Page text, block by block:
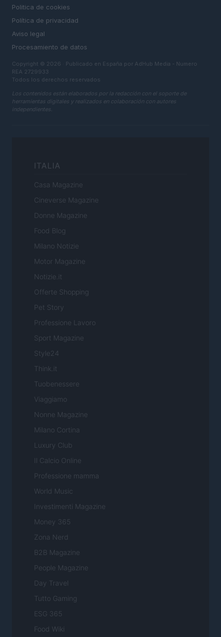
Politica de cookies
Política de privacidad
Aviso legal
Procesamiento de datos
Copyright © 2026 · Publicado en España por AdHub Media - Numero
REA 2729933
Todos los derechos reservados
Los contenidos están elaborados por la redacción con el soporte de
herramientas digitales y realizados en colaboración con autores
independientes.
ITALIA
Casa Magazine
Cineverse Magazine
Donne Magazine
Food Blog
Milano Notizie
Motor Magazine
Notizie.it
Offerte Shopping
Pet Story
Professione Lavoro
Sport Magazine
Style24
Think.it
Tuobenessere
Viaggiamo
Nonne Magazine
Milano Cortina
Luxury Club
Il Calcio Online
Professione mamma
World Music
Investimenti Magazine
Money 365
Zona Nerd
B2B Magazine
People Magazine
Day Travel
Tutto Gaming
ESG 365
Food Wiki